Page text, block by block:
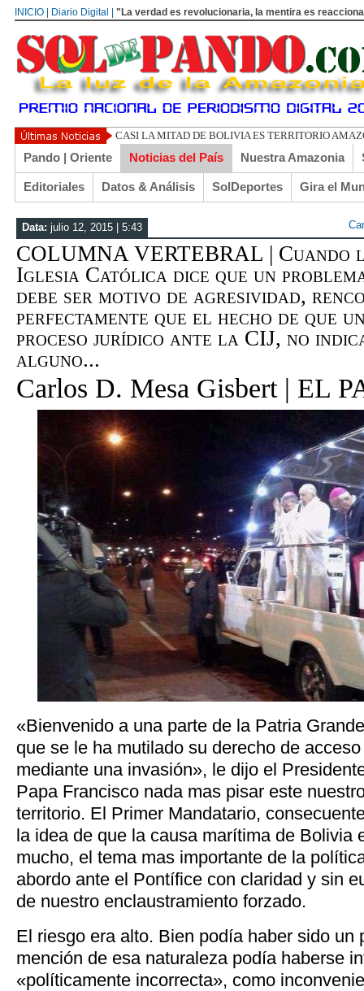
INICIO | Diario Digital | "La verdad es revolucionaria, la mentira es
UN LIBERTARIO LLAMADO
Pando | Oriente Noticias del País Nuestra Amazonia
Editoriales Datos & Análisis SolDeportes Gira el
Data: julio 12, 2015 | 5:43
COLUMNA VERTEBRAL | Cuando
Iglesia Católica dice que un
debe ser motivo de agresividad,
perfectamente que el hecho de que
proceso jurídico ante la CIJ, no
alguno...
Carlos D. Mesa Gisbert | EL
«Bienvenido a una parte de la Patria
que se le ha mutilado su derecho de
mediante una invasión», le dijo el
Papa Francisco nada mas pisar este
territorio. El Primer Mandatario,
la idea de que la causa marítima de Bolivia
mucho, el tema mas importante de la
abordo ante el Pontífice con claridad y sin
de nuestro enclaustramiento forzado.
El riesgo era alto. Bien podía haber sido un
mención de esa naturaleza podía haberse
«políticamente incorrecta», como